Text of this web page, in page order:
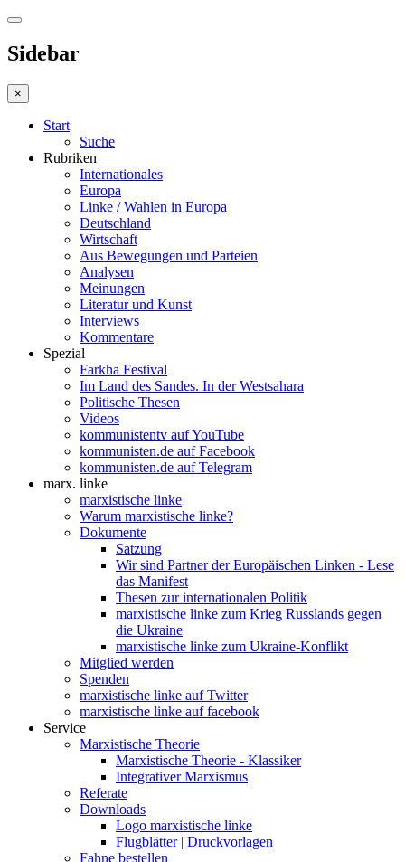
Sidebar
×
Start
Suche
Rubriken
Internationales
Europa
Linke / Wahlen in Europa
Deutschland
Wirtschaft
Aus Bewegungen und Parteien
Analysen
Meinungen
Literatur und Kunst
Interviews
Kommentare
Spezial
Farkha Festival
Im Land des Sandes. In der Westsahara
Politische Thesen
Videos
kommunistentv auf YouTube
kommunisten.de auf Facebook
kommunisten.de auf Telegram
marx. linke
marxistische linke
Warum marxistische linke?
Dokumente
Satzung
Wir sind Partner der Europäischen Linken - Lese
das Manifest
Thesen zur internationalen Politik
marxistische linke zum Krieg Russlands gegen
die Ukraine
marxistische linke zum Ukraine-Konflikt
Mitglied werden
Spenden
marxistische linke auf Twitter
marxistische linke auf facebook
Service
Marxistische Theorie
Marxistische Theorie - Klassiker
Integrativer Marxismus
Referate
Downloads
Logo marxistische linke
Flugblätter | Druckvorlagen
Fahne bestellen